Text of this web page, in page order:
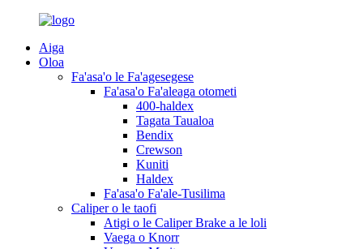
Aiga
Oloa
Fa'asa'o le Fa'agesegese
Fa'asa'o Fa'aleaga otometi
400-haldex
Tagata Taualoa
Bendix
Crewson
Kuniti
Haldex
Fa'asa'o Fa'ale-Tusilima
Caliper o le taofi
Atigi o le Caliper Brake a le loli
Vaega o Knorr